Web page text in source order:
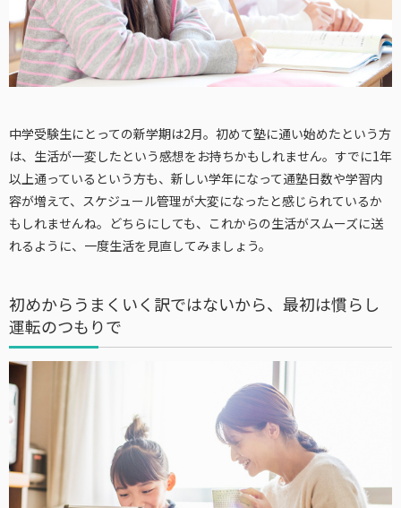
中学受験生にとっての新学期は2月。初めて塾に通い始めたという方
は、生活が一変したという感想をお持ちかもしれません。すでに1年
以上通っているという方も、新しい学年になって通塾日数や学習内
容が増えて、スケジュール管理が大変になったと感じられているか
もしれませんね。どちらにしても、これからの生活がスムーズに送
れるように、一度生活を見直してみましょう。
初めからうまくいく訳ではないから、最初は慣らし
運転のつもりで